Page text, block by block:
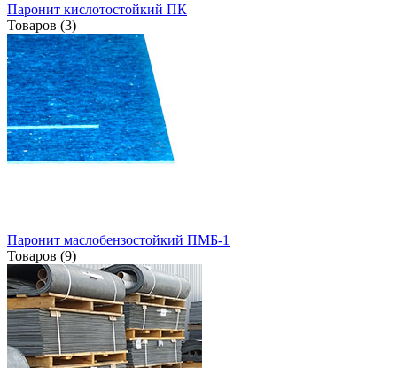
Паронит кислотостойкий ПК
Товаров (3)
Паронит маслобензостойкий ПМБ-1
Товаров (9)